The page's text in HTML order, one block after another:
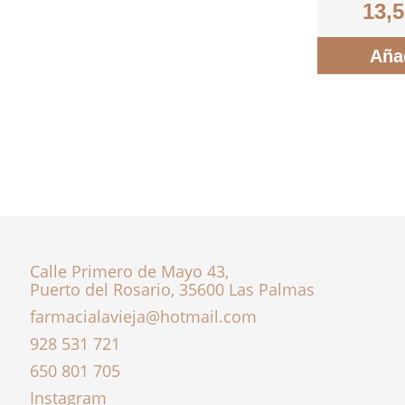
Calle Primero de Mayo 43,
Puerto del Rosario, 35600 Las Palmas
farmacialavieja@hotmail.com
928 531 721
650 801 705
Instagram